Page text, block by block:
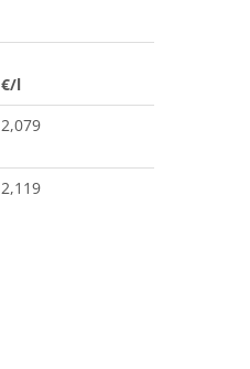
€/l
2,079
2,119